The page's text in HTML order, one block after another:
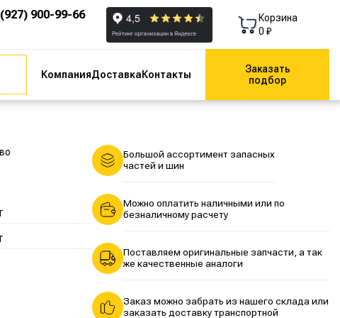
900-99-66
Корзина
0 ₽
КомпанияДоставкаКонтакты
Заказать
подбор
Большой ассортимент запасных
частей и шин
Можно оплатить наличными или по
безналичному расчету
Поставляем оригинальные запчасти, а так
же качественные аналоги
Заказ можно забрать из нашего склада или
заказать доставку транспортной